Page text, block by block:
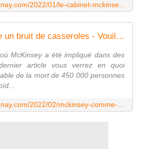
McKinsey : comme un bruit de casseroles - Vouillé un peu d'Histoire
McKinsey a été impliqué dans des
article vous verrez en quoi
de la mort de 450 000 personnes